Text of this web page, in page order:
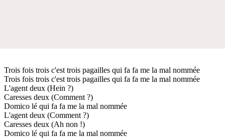
Trois fois trois c'est trois pagailles qui fa fa me la mal nommée
Trois fois trois c'est trois pagailles qui fa fa me la mal nommée
L'agent deux (Hein ?)
Caresses deux (Comment ?)
Domico lé qui fa fa me la mal nommée
L'agent deux (Comment ?)
Caresses deux (Ah non !)
Domico lé qui fa fa me la mal nommée